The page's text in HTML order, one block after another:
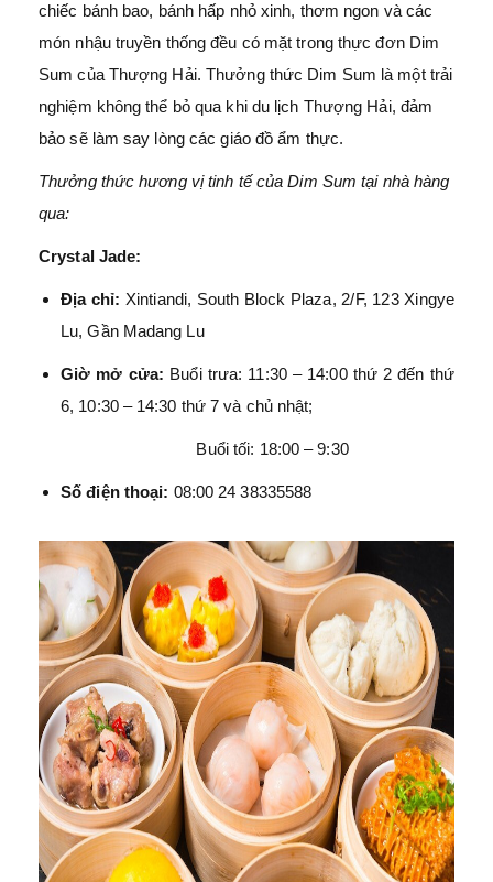
chiếc bánh bao, bánh hấp nhỏ xinh, thơm ngon và các
món nhậu truyền thống đều có mặt trong thực đơn Dim
Sum của Thượng Hải. Thưởng thức Dim Sum là một trải
nghiệm không thể bỏ qua khi du lịch Thượng Hải, đảm
bảo sẽ làm say lòng các giáo đồ ẩm thực.
Thưởng thức hương vị tinh tế của Dim Sum tại nhà hàng
qua:
Crystal Jade:
Địa chỉ: Xintiandi, South Block Plaza, 2/F, 123 Xingye
Lu, Gần Madang Lu
Giờ mở cửa: Buổi trưa: 11:30 – 14:00 thứ 2 đến thứ
6, 10:30 – 14:30 thứ 7 và chủ nhật;
Buổi tối: 18:00 – 9:30
Số điện thoại: 08:00 24 38335588